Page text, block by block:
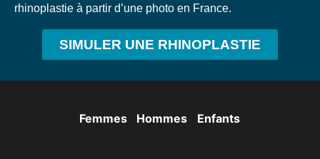
rhinoplastie à partir d’une photo en France.
SIMULER UNE RHINOPLASTIE
Femmes Hommes Enfants